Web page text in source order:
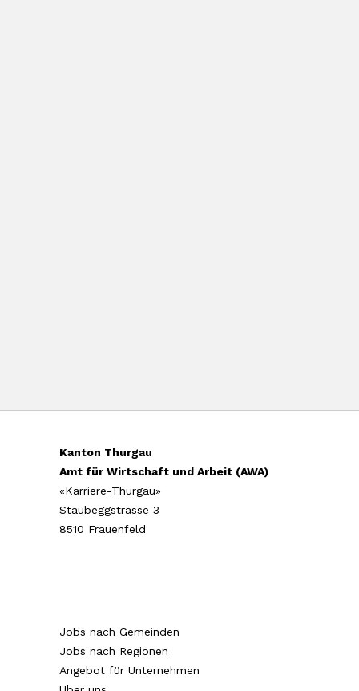
Kanton Thurgau
Amt für Wirtschaft und Arbeit (AWA)
«Karriere-Thurgau»
Staubeggstrasse 3
8510 Frauenfeld
Jobs nach Gemeinden
Jobs nach Regionen
Angebot für Unternehmen